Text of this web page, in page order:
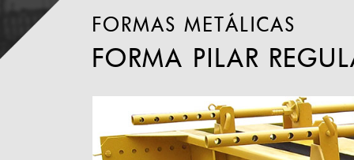
FORMAS METÁLICAS
FORMA PILAR